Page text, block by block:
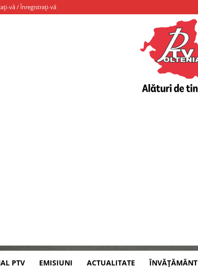
vă / Înregistrați-vă
PTV EMISIUNI ACTUALITATE ÎNVĂȚĂMÂNT